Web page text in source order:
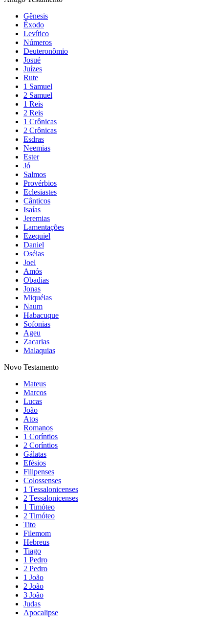
Gênesis
Êxodo
Levítico
Números
Deuteronômio
Josué
Juízes
Rute
1 Samuel
2 Samuel
1 Reis
2 Reis
1 Crônicas
2 Crônicas
Esdras
Neemias
Ester
Jó
Salmos
Provérbios
Eclesiastes
Cânticos
Isaías
Jeremias
Lamentações
Ezequiel
Daniel
Oséias
Joel
Amós
Obadias
Jonas
Miquéias
Naum
Habacuque
Sofonias
Ageu
Zacarias
Malaquias
Novo Testamento
Mateus
Marcos
Lucas
João
Atos
Romanos
1 Coríntios
2 Coríntios
Gálatas
Efésios
Filipenses
Colossenses
1 Tessalonicenses
2 Tessalonicenses
1 Timóteo
2 Timóteo
Tito
Filemom
Hebreus
Tiago
1 Pedro
2 Pedro
1 João
2 João
3 João
Judas
Apocalipse